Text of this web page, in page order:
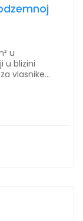
u
u blizini
vlasnike...